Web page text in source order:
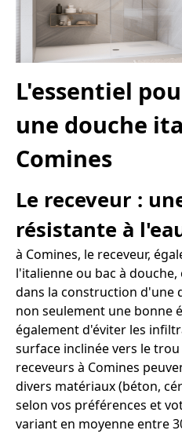
L'essentiel
une douche
Comines
Le receveur :
résistante à
à Comines, le receveur,
l'italienne ou bac à
dans la construction d'une
non seulement une bonne
également d'éviter les
surface inclinée vers le
receveurs à Comines
divers matériaux (béton,
selon vos préférences et
variant en moyenne entre